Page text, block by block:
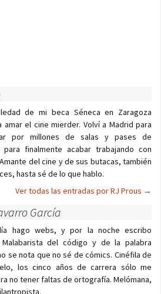
de mi beca Séneca en Zaragoza
amar el cine mierder. Volví a Madrid para
por millones de salas y pases de
para finalmente acabar trabajando con
del cine y de sus butacas, también
hasta sé de lo que hablo.
Ver todas las entradas por RJ Prous →
García
hago webs, y por la noche escribo
Malabarista del código y de la palabra
se nota que no sé de cómics. Cinéfila de
los cinco años de carrera sólo me
no tener faltas de ortografía. Melómana,